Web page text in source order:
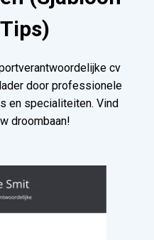
cv
door professionele
en specialiteiten. Vind
droombaan!